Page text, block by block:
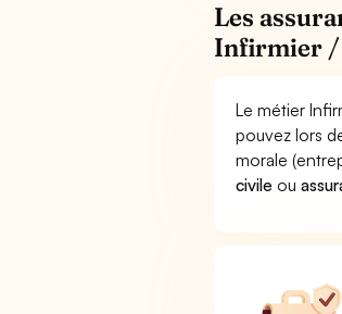
Les
Infirmier /
Le métier
pouvez lors
morale
civile ou